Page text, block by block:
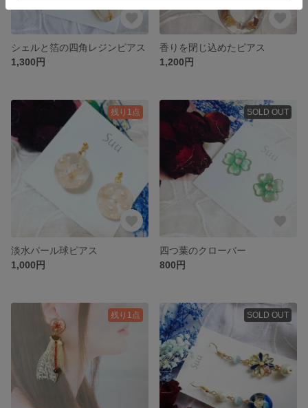
シェルと箔の四角レジンピアス
1,300円
香りを閉じ込めたピアス
1,200円
残り1点
淡水パール球ピアス
1,000円
SOLD OUT
四つ葉のクローバー
800円
残り1点 SOLD OUT